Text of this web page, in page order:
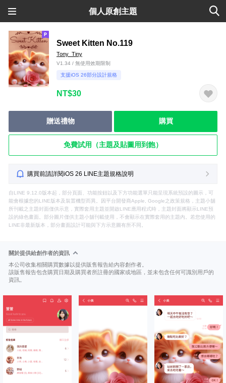
個人原創主題
Sweet Kitten No.119
Tony_Tiny
V1.34 / 無使用效期限制
支援iOS 26部分設計規格
NT$30
贈送禮物 購買
免費試用（主題及貼圖用到飽）
購買前請詳閱iOS 26 LINE主題規格說明
自LINE 9.12.0版本起，部分頁面、功能按鈕以及下方功能選單只能呈現系統預設的圖示，可
能會根據您的LINE版本及裝置機型而異。因平台開發商Apple, Google之政策規格，主題小舖
所刊載之主題封面僅供示意，實際套用主題並開啟LINE應用程式時，主題封面將顯示LINE預
設的綠色畫面。部分圖片僅供主題小舖刊載使用，不會顯示在實際套用的主題內。若您使用的
LINE非最新版本，部分畫面設計可能與下方示意圖有所不同。
關於提供給創作者的資訊
本公司收集相關購買數據以提供販售報告給內容創作者。
該販售報告包含購買日期及購買者所註冊的國家或地區，並未包含任何可識別用戶的
資訊。